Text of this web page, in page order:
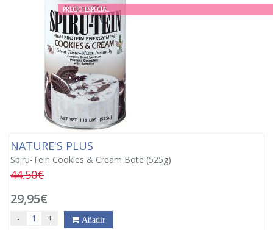
PRECIO ESPECIAL
NATURE'S PLUS
Spiru-Tein Cookies & Cream Bote (525g)
44.50€
29,95€
- + Añadir